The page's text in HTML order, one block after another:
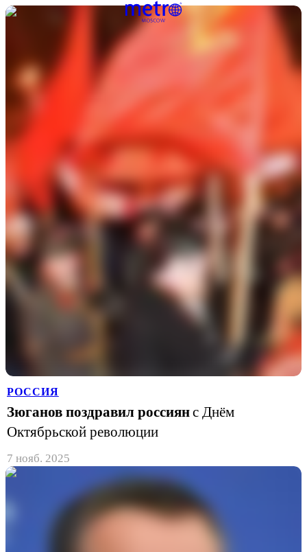
РОССИЯ
Зюганов поздравил россиянс Днём
Октябрьской революции
7 нояб. 2025